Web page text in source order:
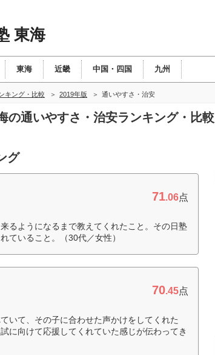
東海
東海 近畿 中国・四国 九州
キング・比較 2019年版 通いやすさ・治安
の通いやすさ・治安ランキング・比較
グ
71.06点
るようになるまで教えてくれたこと。その日塾
ていること。（30代／女性）
70.45点
いて、その子に合わせた声かけをしてくれた
に向けて応援してくれていた感じが伝わってき